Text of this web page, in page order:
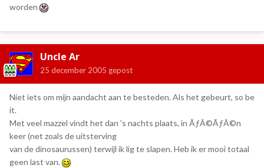
worden
Uncle Ar
25 december 2005 gepost
Niet iets om mijn aandacht aan te besteden. Als het gebeurt, so be
it.
Met veel mazzel vindt het dan 's nachts plaats, in ÃƒÂ©ÃƒÂ©n
keer (net zoals de uitsterving
van de dinosaurussen) terwijl ik lig te slapen. Heb ik er mooi totaal
geen last van.